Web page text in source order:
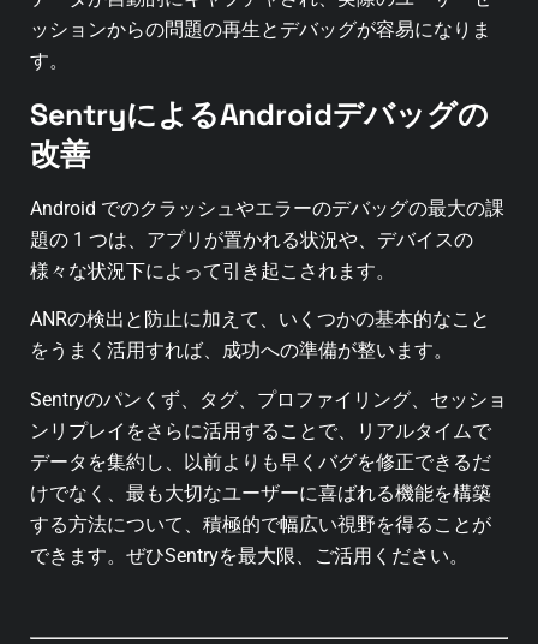
ッションからの問題の再生とデバッグが容易になりま
す。
SentryによるAndroidデバッグの
改善
Android でのクラッシュやエラーのデバッグの最大の課
題の 1 つは、アプリが置かれる状況や、デバイスの
様々な状況下によって引き起こされます。
ANRの検出と防止に加えて、いくつかの基本的なこと
をうまく活用すれば、成功への準備が整います。
Sentryのパンくず、タグ、プロファイリング、セッショ
ンリプレイをさらに活用することで、リアルタイムで
データを集約し、以前よりも早くバグを修正できるだ
けでなく、最も大切なユーザーに喜ばれる機能を構築
する方法について、積極的で幅広い視野を得ることが
できます。ぜひSentryを最大限、ご活用ください。